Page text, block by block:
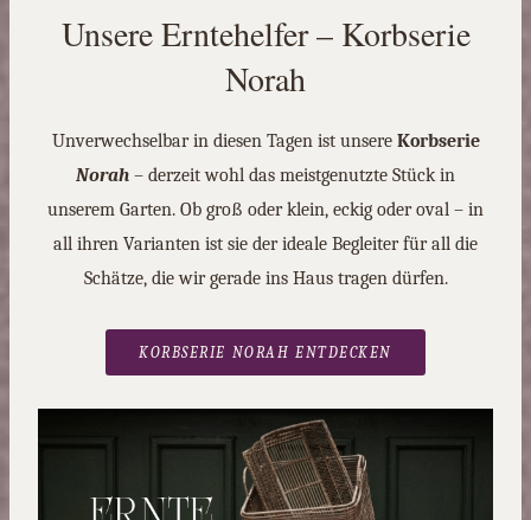
Unsere Erntehelfer – Korbserie
Norah
Unverwechselbar in diesen Tagen ist unsere Korbserie
Norah – derzeit wohl das meistgenutzte Stück in
unserem Garten. Ob groß oder klein, eckig oder oval – in
all ihren Varianten ist sie der ideale Begleiter für all die
Schätze, die wir gerade ins Haus tragen dürfen.
KORBSERIE NORAH ENTDECKEN